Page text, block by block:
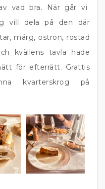
vad bra. När går vi
vill dela på den där
märg, ostron, rostad
kvällens tavla hade
för efterrätt. Grattis
kvarterskrog på